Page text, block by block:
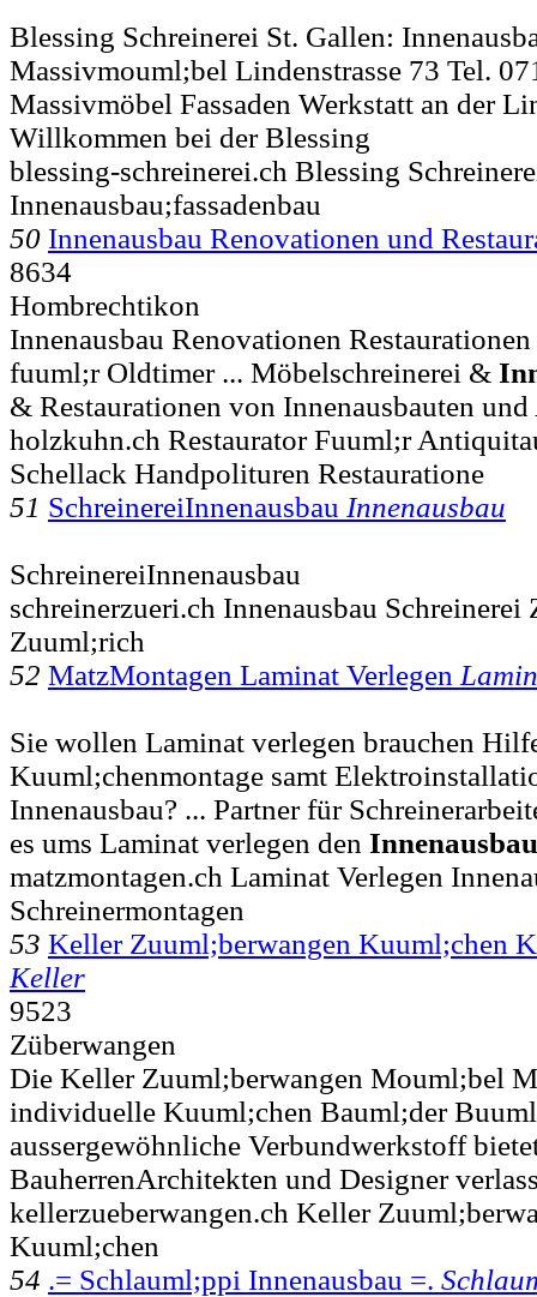
Blessing Schreinerei St. Gallen:
Massivmouml;bel Lindenstrasse 73 Tel.
Massivmöbel Fassaden Werkstatt an der
Willkommen bei der Blessing
blessing-schreinerei.ch Blessing
Innenausbau;fassadenbau
50 Innenausbau Renovationen und
8634
Hombrechtikon
Innenausbau Renovationen
fuuml;r Oldtimer ... Möbelschreinerei &
& Restaurationen von Innenausbauten
holzkuhn.ch Restaurator Fuuml;r
Schellack Handpolituren Restauratione
51 SchreinereiInnenausbau Innenausbau
SchreinereiInnenausbau
schreinerzueri.ch Innenausbau
Zuuml;rich
52 MatzMontagen Laminat Verlegen
Sie wollen Laminat verlegen brauchen
Kuuml;chenmontage samt
Innenausbau? ... Partner für
es ums Laminat verlegen den Innenausbau
matzmontagen.ch Laminat Verlegen
Schreinermontagen
53 Keller Zuuml;berwangen Kuuml;chen
Keller
9523
Züberwangen
Die Keller Zuuml;berwangen Mouml;bel
individuelle Kuuml;chen Bauml;der
aussergewöhnliche Verbundwerkstoff
BauherrenArchitekten und Designer
kellerzueberwangen.ch Keller
Kuuml;chen
54 .= Schlauml;ppi Innenausbau =.